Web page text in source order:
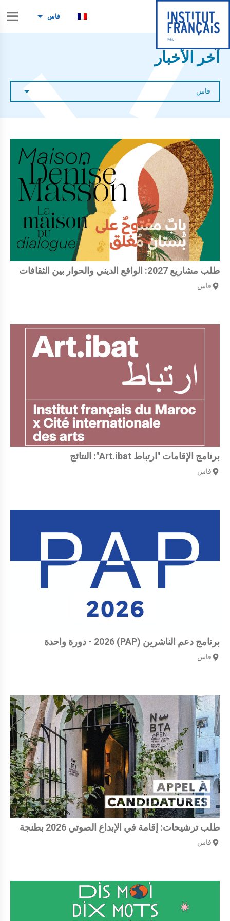
فاس
آخر الأخبار
فاس
طلب مشاريع 2027: الواقع الديني والحوار بين الثقافات
فاس
برنامج الإقامات "ارتباط Art.ibat": النتائج
فاس
برنامج دعم الناشرين (PAP) 2026 - دورة واحدة
فاس
طلب ترشيحات: إقامة في الإبداع الصوتي 2026 بطنجة
فاس